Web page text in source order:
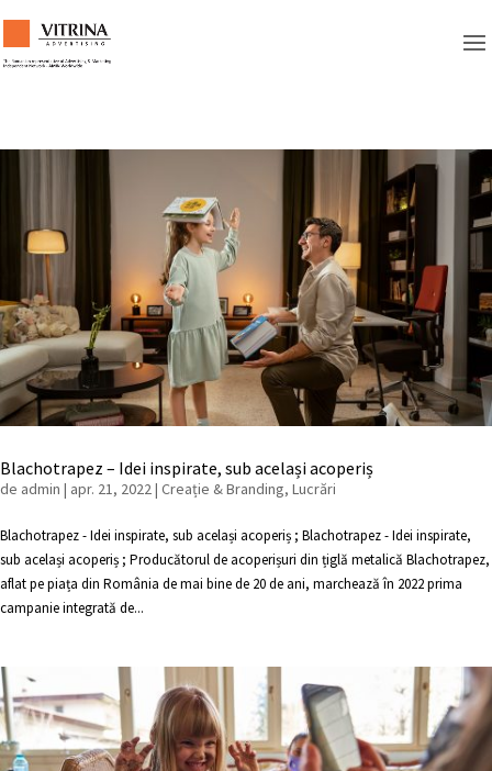
Blachotrapez – Idei inspirate, sub același acoperiș
de admin | apr. 21, 2022| Creație & Branding, Lucrări
Blachotrapez - Idei inspirate, sub același acoperiș ; Blachotrapez - Idei inspirate,
sub același acoperiș ; Producătorul de acoperișuri din țiglă metalică Blachotrapez,
aflat pe piața din România de mai bine de 20 de ani, marchează în 2022 prima
campanie integrată de...